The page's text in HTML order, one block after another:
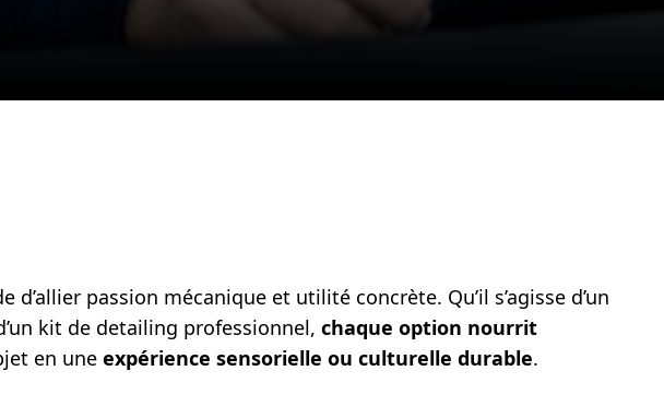
d’allier passion mécanique et utilité concrète. Qu’il s’agisse d’un
kit de detailing professionnel, chaque option nourrit
en une expérience sensorielle ou culturelle durable.